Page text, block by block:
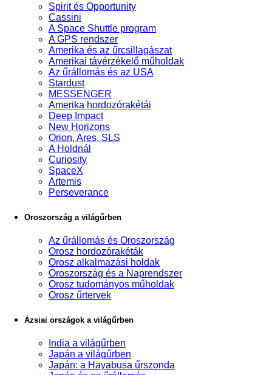
Spirit és Opportunity
Cassini
A Space Shuttle program
A GPS rendszer
Amerika és az űrcsillagászat
Amerikai távérzékelő műholdak
Az űrállomás és az USA
Stardust
MESSENGER
Amerika hordozórakétái
Deep Impact
New Horizons
Orion, Ares, SLS
A Holdnál
Curiosity
SpaceX
Artemis
Perseverance
Oroszország a világűrben
Az űrállomás és Oroszország
Orosz hordozórakéták
Orosz alkalmazási holdak
Oroszország és a Naprendszer
Orosz tudományos műholdak
Orosz űrtervek
Ázsiai országok a világűrben
India a világűrben
Japán a világűrben
Japán: a Hayabusa űrszonda